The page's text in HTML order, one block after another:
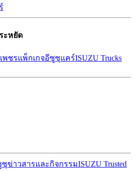
ะหยัด
พชรแพ็กเกจอีซูซุแคร์ISUZU Trucks
ซุข่าวสารและกิจกรรมISUZU Trusted